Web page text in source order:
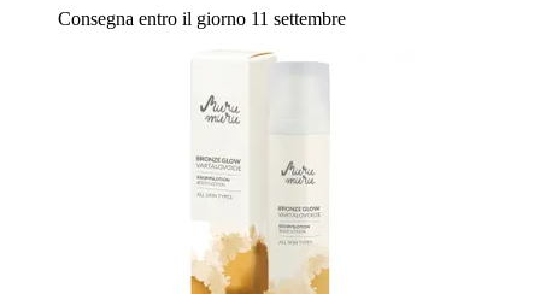
Consegna entro il giorno 11 settembre